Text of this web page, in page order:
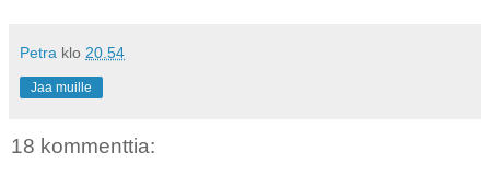
Petra klo 20.54
Jaa muille
18 kommenttia: